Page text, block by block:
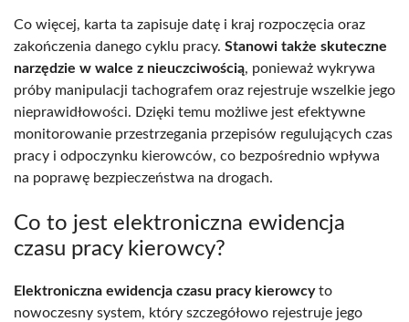
Co więcej, karta ta zapisuje datę i kraj rozpoczęcia oraz
zakończenia danego cyklu pracy. Stanowi także skuteczne
narzędzie w walce z nieuczciwością, ponieważ wykrywa
próby manipulacji tachografem oraz rejestruje wszelkie jego
nieprawidłowości. Dzięki temu możliwe jest efektywne
monitorowanie przestrzegania przepisów regulujących czas
pracy i odpoczynku kierowców, co bezpośrednio wpływa
na poprawę bezpieczeństwa na drogach.
Co to jest elektroniczna ewidencja
czasu pracy kierowcy?
Elektroniczna ewidencja czasu pracy kierowcyto
nowoczesny system, który szczegółowo rejestruje jego